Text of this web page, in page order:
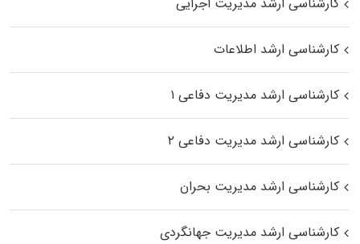
کارشناسی ارشد اطلاعات
کارشناسی ارشد مدیریت دفاعی ۱
کارشناسی ارشد مدیریت دفاعی ۲
کارشناسی ارشد مدیریت بحران
کارشناسی ارشد مدیریت جهانگردی